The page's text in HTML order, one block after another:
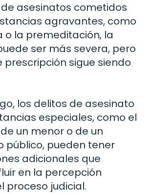
de asesinatos cometidos
agravantes, como
o la premeditación, la
ser más severa, pero
prescripción sigue siendo
los delitos de asesinato
especiales, como el
un menor o de un
público, pueden tener
adicionales que
en la percepción
proceso judicial.